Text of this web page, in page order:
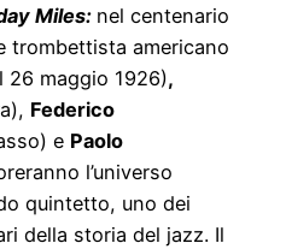
Miles: nel centenario
trombettista americano
26 maggio 1926),
Federico
e Paolo
l’universo
quintetto, uno dei
della storia del jazz. Il